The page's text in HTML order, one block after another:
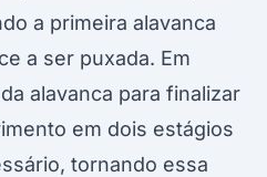
a primeira alavanca
a ser puxada. Em
alavanca para finalizar
em dois estágios
tornando essa